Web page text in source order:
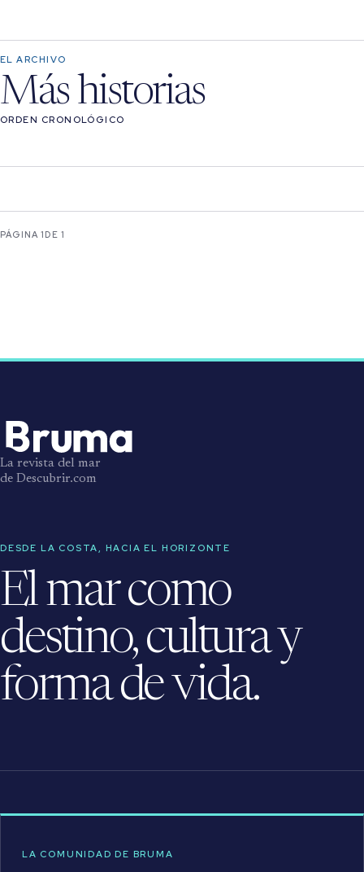
EL ARCHIVO
Más historias
ORDEN CRONOLÓGICO
PÁGINA 1 DE 1
La revista del mar
de Descubrir.com
DESDE LA COSTA, HACIA EL HORIZONTE
El mar como
destino, cultura y
forma de vida.
LA COMUNIDAD DE BRUMA